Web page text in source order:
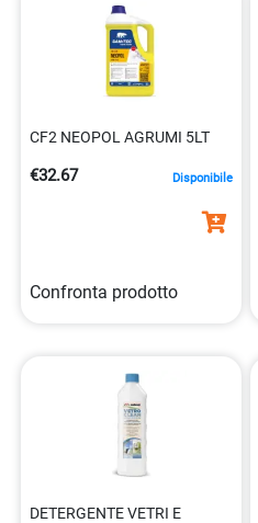
CF2 NEOPOL AGRUMI 5LT
€32.67 Disponibile
Confronta prodotto
DETERGENTE VETRI E